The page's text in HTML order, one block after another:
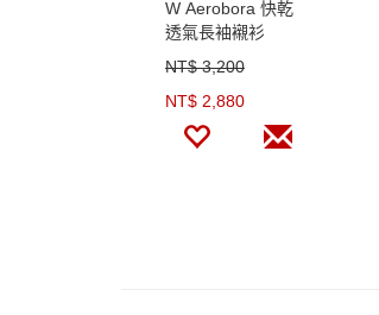
W Aerobora 快乾
透氣長袖襯衫
NT$ 3,200
NT$ 2,880